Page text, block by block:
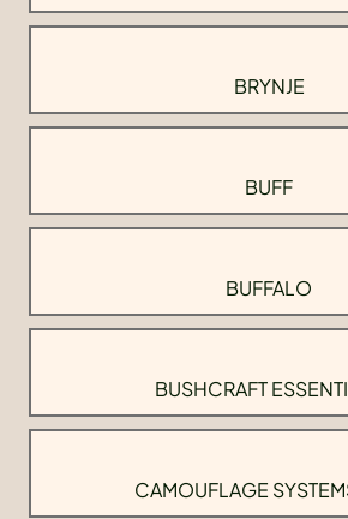
BRYNJE
BUFF
BUFFALO
BUSHCRAFT
CAMOUFLAGE